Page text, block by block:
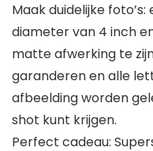
Maak duidelijke
diameter van 4 inch
matte afwerking te
garanderen en alle
afbeelding worden
shot kunt krijgen.
Perfect cadeau: